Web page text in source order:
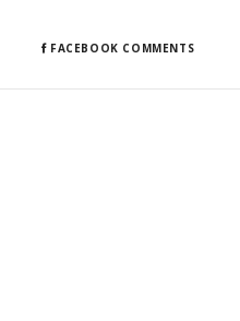
FACEBOOK COMMENTS